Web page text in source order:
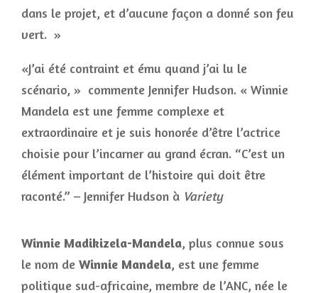
dans le projet, et d’aucune façon a donné son feu
vert. »
«J’ai été contraint et ému quand j’ai lu le
scénario, » commente Jennifer Hudson. « Winnie
Mandela est une femme complexe et
extraordinaire et je suis honorée d’être l’actrice
choisie pour l’incarner au grand écran. “C’est un
élément important de l’histoire qui doit être
raconté.” – Jennifer Hudson à Variety
Winnie Madikizela-Mandela, plus connue sous
le nom de Winnie Mandela, est une femme
politique sud-africaine, membre de l’ANC, née le